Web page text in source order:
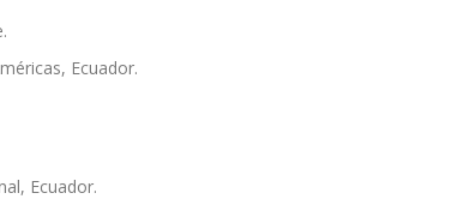
Ecuador.
Ecuador.